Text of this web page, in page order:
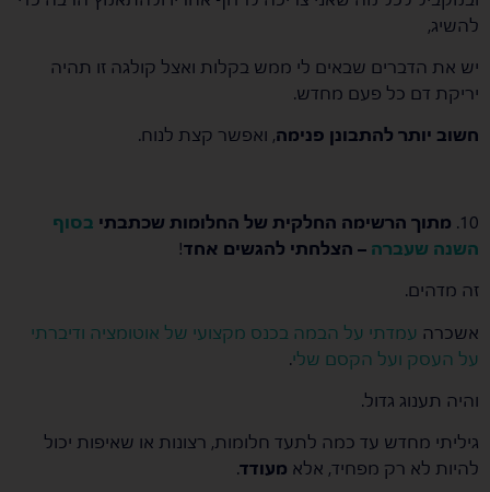
להשיג,
יש את הדברים שבאים לי ממש בקלות ואצל קולגה זו תהיה
יריקת דם כל פעם מחדש.
חשוב יותר להתבונן פנימה, ואפשר קצת לנוח.
10. מתוך הרשימה החלקית של החלומות שכתבתי בסוף
השנה שעברה – הצלחתי להגשים אחד!
זה מדהים.
אשכרה עמדתי על הבמה בכנס מקצועי של אוטומציה ודיברתי
על העסק ועל הקסם שלי.
והיה תענוג גדול.
גיליתי מחדש עד כמה לתעד חלומות, רצונות או שאיפות יכול
להיות לא רק מפחיד, אלא מעודד.